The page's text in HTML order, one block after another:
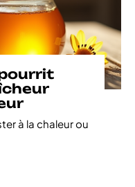
à la chaleur ou